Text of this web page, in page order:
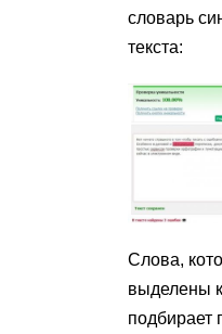
словарь
текста:
Слова,
выделены
подбирает